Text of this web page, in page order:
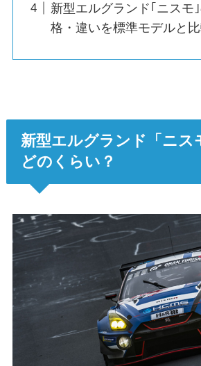
新型エルグランド｢ニスモ
格・違いを標準モデルと
新型エルグランド「ニス
どのくらい？